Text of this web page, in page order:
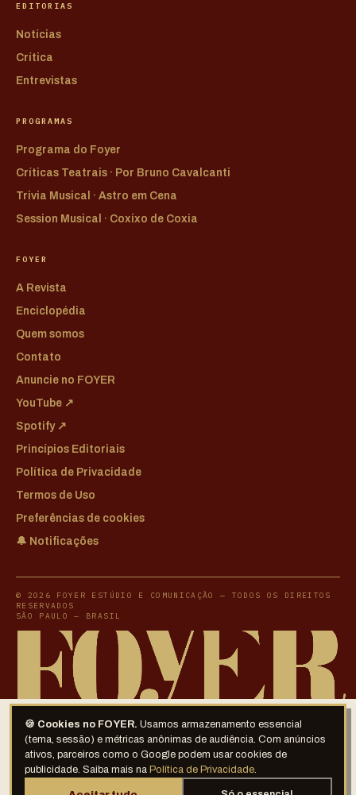
🍪 Cookies no FOYER. Usamos armazenamento essencial
(tema, sessão) e métricas anônimas de audiência. Com anúncios
ativos, parceiros como o Google podem usar cookies de
publicidade. Saiba mais na Política de Privacidade.
EDITORIAS
Notícias
Crítica
Entrevistas
PROGRAMAS
Programa do Foyer
Críticas Teatrais · Por Bruno Cavalcanti
Trivia Musical · Astro em Cena
Session Musical · Coxixo de Coxia
FOYER
A Revista
Enciclopédia
Quem somos
Contato
Anuncie no FOYER
YouTube ↗
Spotify ↗
Princípios Editoriais
Política de Privacidade
Termos de Uso
Preferências de cookies
🔔 Notificações
© 2026 FOYER ESTÚDIO E COMUNICAÇÃO — TODOS OS DIREITOS
RESERVADOS
SÃO PAULO — BRASIL